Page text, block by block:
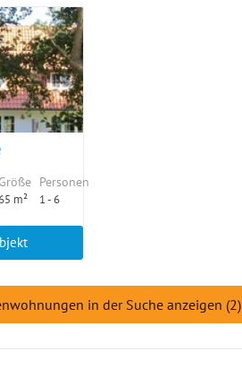
Größe
m²
Personen
1 - 6
in der Suche anzeigen (2)